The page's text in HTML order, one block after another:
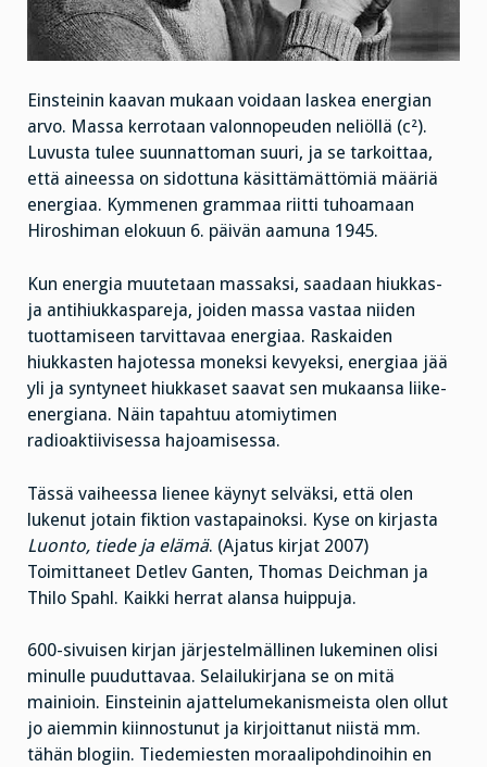
Einsteinin kaavan mukaan voidaan laskea energian
arvo. Massa kerrotaan valonnopeuden neliöllä (c²).
Luvusta tulee suunnattoman suuri, ja se tarkoittaa,
että aineessa on sidottuna käsittämättömiä määriä
energiaa. Kymmenen grammaa riitti tuhoamaan
Hiroshiman elokuun 6. päivän aamuna 1945.
Kun energia muutetaan massaksi, saadaan hiukkas-
ja antihiukkaspareja, joiden massa vastaa niiden
tuottamiseen tarvittavaa energiaa. Raskaiden
hiukkasten hajotessa moneksi kevyeksi, energiaa jää
yli ja syntyneet hiukkaset saavat sen mukaansa liike-
energiana. Näin tapahtuu atomiytimen
radioaktiivisessa hajoamisessa.
Tässä vaiheessa lienee käynyt selväksi, että olen
lukenut jotain fiktion vastapainoksi. Kyse on kirjasta
Luonto, tiede ja elämä. (Ajatus kirjat 2007)
Toimittaneet Detlev Ganten, Thomas Deichman ja
Thilo Spahl. Kaikki herrat alansa huippuja.
600-sivuisen kirjan järjestelmällinen lukeminen olisi
minulle puuduttavaa. Selailukirjana se on mitä
mainioin. Einsteinin ajattelumekanismeista olen ollut
jo aiemmin kiinnostunut ja kirjoittanut niistä mm.
tähän blogiin. Tiedemiesten moraalipohdinoihin en